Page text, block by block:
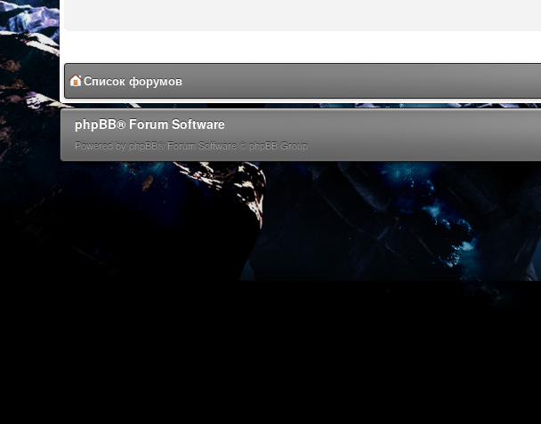
Список форумов
phpBB® Forum Software
Powered by phpBB® Forum Software © phpBB Group